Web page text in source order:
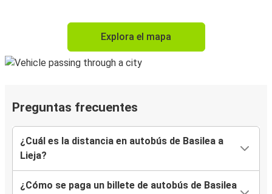
Explora el mapa
Preguntas frecuentes
¿Cuál es la distancia en autobús de Basilea a
Lieja?
¿Cómo se paga un billete de autobús de Basilea